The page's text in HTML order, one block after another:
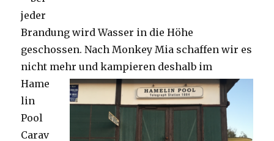
jeder
Brandung wird Wasser in die Höhe
geschossen. Nach Monkey Mia schaffen wir es
nicht mehr und kampieren deshalb im
Hame
lin
Pool
Carav